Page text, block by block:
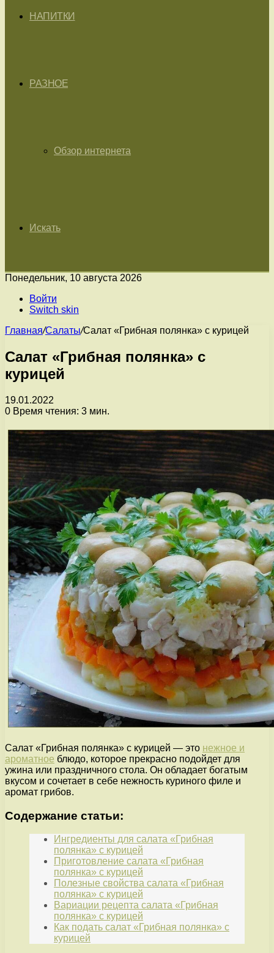
НАПИТКИ
РАЗНОЕ
Обзор интернета
Искать
Понедельник, 10 августа 2026
Войти
Switch skin
Главная/Салаты/Салат «Грибная полянка» с курицей
Салат «Грибная полянка» с
курицей
19.01.2022
0 Время чтения: 3 мин.
Салат «Грибная полянка» с курицей — это нежное и
ароматное блюдо, которое прекрасно подойдет для
ужина или праздничного стола. Он обладает богатым
вкусом и сочетает в себе нежность куриного филе и
аромат грибов.
Содержание статьи:
Ингредиенты для салата «Грибная
полянка» с курицей
Приготовление салата «Грибная
полянка» с курицей
Полезные свойства салата «Грибная
полянка» с курицей
Вариации рецепта салата «Грибная
полянка» с курицей
Как подать салат «Грибная полянка» с
курицей